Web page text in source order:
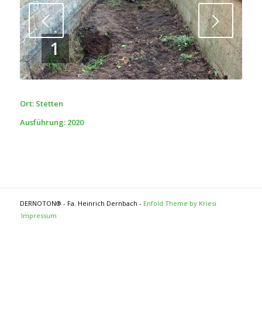
1
Next
Ort: Stetten
Ausführung: 2020
DERNOTON® - Fa. Heinrich Dernbach - Enfold Theme by Kriesi
Impressum